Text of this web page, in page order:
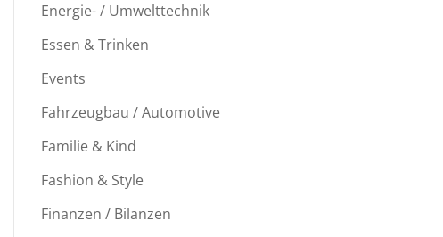
Energie- / Umwelttechnik
Essen & Trinken
Events
Fahrzeugbau / Automotive
Familie & Kind
Fashion & Style
Finanzen / Bilanzen